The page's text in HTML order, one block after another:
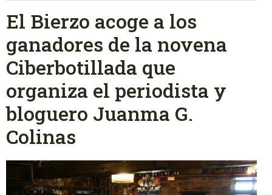
El Bierzo acoge a los
ganadores de la novena
Ciberbotillada que
organiza el periodista y
bloguero Juanma G.
Colinas